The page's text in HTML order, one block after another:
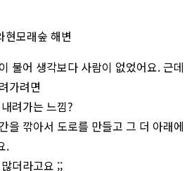
불어 생각보다 사람이 없었어요. 근데
가려면
려가는 느낌?
을 깎아서 도로를 만들고 그 더 아래에
.
더라고요 ;;